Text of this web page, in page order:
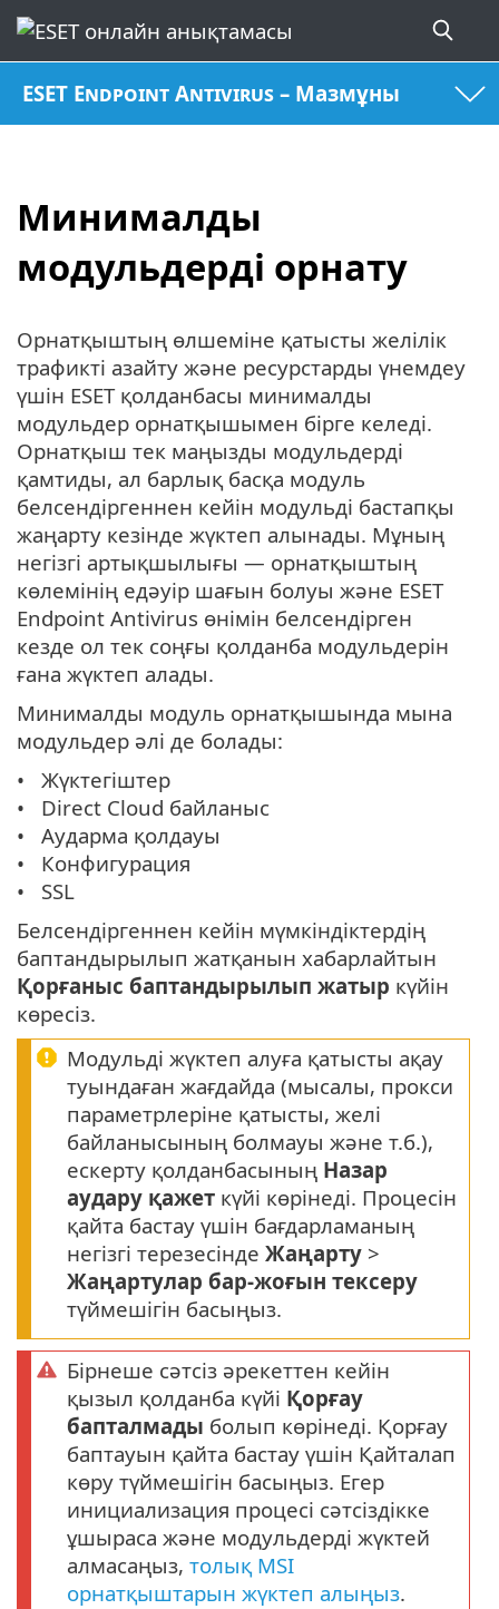
ESET Endpoint Antivirus – Мазмұны
Минималды
модульдерді орнату
Орнатқыштың өлшеміне қатысты желілік
трафикті азайту және ресурстарды үнемдеу
үшін ESET қолданбасы минималды
модульдер орнатқышымен бірге келеді.
Орнатқыш тек маңызды модульдерді
қамтиды, ал барлық басқа модуль
белсендіргеннен кейін модульді бастапқы
жаңарту кезінде жүктеп алынады. Мұның
негізгі артықшылығы — орнатқыштың
көлемінің едәуір шағын болуы және ESET
Endpoint Antivirus өнімін белсендірген
кезде ол тек соңғы қолданба модульдерін
ғана жүктеп алады.
Минималды модуль орнатқышында мына
модульдер әлі де болады:
Жүктегіштер
Direct Cloud байланыс
Аударма қолдауы
Конфигурация
SSL
Белсендіргеннен кейін мүмкіндіктердің
баптандырылып жатқанын хабарлайтын
Қорғаныс баптандырылып жатыр күйін
көресіз.
Модульді жүктеп алуға қатысты ақау
туындаған жағдайда (мысалы, прокси
параметрлеріне қатысты, желі
байланысының болмауы және т.б.),
ескерту қолданбасының Назар
аудару қажет күйі көрінеді. Процесін
қайта бастау үшін бағдарламаның
негізгі терезесінде Жаңарту >
Жаңартулар бар-жоғын тексеру
түймешігін басыңыз.
Бірнеше сәтсіз әрекеттен кейін
қызыл қолданба күйі Қорғау
бапталмады болып көрінеді. Қорғау
баптауын қайта бастау үшін Қайталап
көру түймешігін басыңыз. Егер
инициализация процесі сәтсіздікке
ұшыраса және модульдерді жүктей
алмасаңыз, толық MSI
орнатқыштарын жүктеп алыңыз.